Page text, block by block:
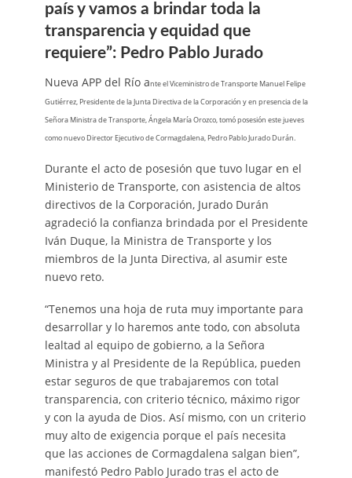
país y vamos a brindar toda la
transparencia y equidad que
requiere”: Pedro Pablo Jurado
Nueva APP del Río ante el Viceministro de Transporte Manuel Felipe
Gutiérrez, Presidente de la Junta Directiva de la Corporación y en presencia de la
Señora Ministra de Transporte, Ángela María Orozco, tomó posesión este jueves
como nuevo Director Ejecutivo de Cormagdalena, Pedro Pablo Jurado Durán.
Durante el acto de posesión que tuvo lugar en el
Ministerio de Transporte, con asistencia de altos
directivos de la Corporación, Jurado Durán
agradeció la confianza brindada por el Presidente
Iván Duque, la Ministra de Transporte y los
miembros de la Junta Directiva, al asumir este
nuevo reto.
“Tenemos una hoja de ruta muy importante para
desarrollar y lo haremos ante todo, con absoluta
lealtad al equipo de gobierno, a la Señora
Ministra y al Presidente de la República, pueden
estar seguros de que trabajaremos con total
transparencia, con criterio técnico, máximo rigor
y con la ayuda de Dios. Así mismo, con un criterio
muy alto de exigencia porque el país necesita
que las acciones de Cormagdalena salgan bien”,
manifestó Pedro Pablo Jurado tras el acto de